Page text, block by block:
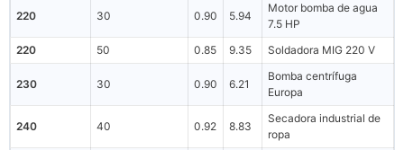
220 30 0.90 5.94
Motor bomba de agua
7.5 HP
220
50 0.85 9.35 Soldadora MIG 220 V
230 30 0.90 6.21
Bomba centrífuga
Europa
240 40 0.92 8.83
Secadora industrial de
ropa